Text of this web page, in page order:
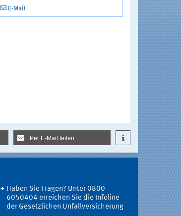
E-Mail
Per E-Mail teilen
Haben Sie Fragen? Unter 0800
6050404 erreichen Sie die Infoline
der Gesetzlichen Unfallversicherung